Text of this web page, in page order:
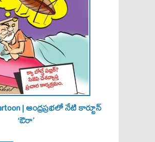
| ఆంధ్రప్రభలో నేటి కార్టూన్
‘ఔరా’